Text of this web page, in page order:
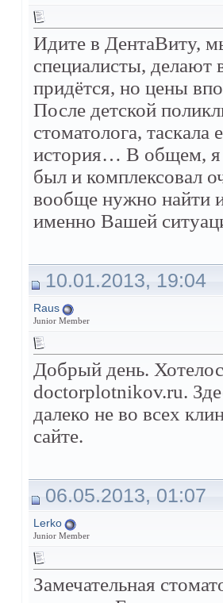
Идите в ДентаВиту,
специалисты, делают
придётся, но цены
После детской
стоматолога,
история… В общем, я
был и комплексовал
вообще нужно найти
именно Вашей
10.01.2013, 19:04
Raus
Junior Member
Добрый день.
doctorplotnikov.ru.
далеко не во всех
сайте.
06.05.2013, 01:07
Lerko
Junior Member
Замечательная